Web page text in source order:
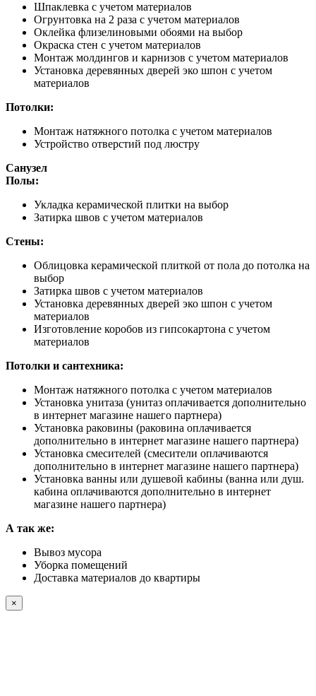
Шпаклевка с учетом материалов
Огрунтовка на 2 раза с учетом материалов
Оклейка флизелиновыми обоями на выбор
Окраска стен с учетом материалов
Монтаж молдингов и карнизов с учетом материалов
Установка деревянных дверей эко шпон с учетом
материалов
Потолки:
Монтаж натяжного потолка с учетом материалов
Устройство отверстий под люстру
Санузел
Полы:
Укладка керамической плитки на выбор
Затирка швов с учетом материалов
Стены:
Облицовка керамической плиткой от пола до потолка на
выбор
Затирка швов с учетом материалов
Установка деревянных дверей эко шпон с учетом
материалов
Изготовление коробов из гипсокартона с учетом
материалов
Потолки и сантехника:
Монтаж натяжного потолка с учетом материалов
Установка унитаза (унитаз оплачивается дополнительно
в интернет магазине нашего партнера)
Установка раковины (раковина оплачивается
дополнительно в интернет магазине нашего партнера)
Установка смесителей (смесители оплачиваются
дополнительно в интернет магазине нашего партнера)
Установка ванны или душевой кабины (ванна или душ.
кабина оплачиваются дополнительно в интернет
магазине нашего партнера)
А так же:
Вывоз мусора
Уборка помещений
Доставка материалов до квартиры
×